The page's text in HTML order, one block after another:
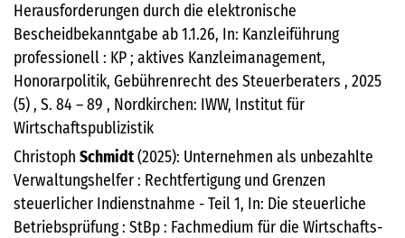
Herausforderungen durch die elektronische
Bescheidbekanntgabe ab 1.1.26, In: Kanzleiführung
professionell : KP ; aktives Kanzleimanagement,
Honorarpolitik, Gebührenrecht des Steuerberaters , 2025
(5) , S. 84 – 89 , Nordkirchen: IWW, Institut für
Wirtschaftspublizistik
Christoph Schmidt(2025): Unternehmen als unbezahlte
Verwaltungshelfer : Rechtfertigung und Grenzen
steuerlicher Indienstnahme - Teil 1, In: Die steuerliche
Betriebsprüfung : StBp : Fachmedium für die Wirtschafts-